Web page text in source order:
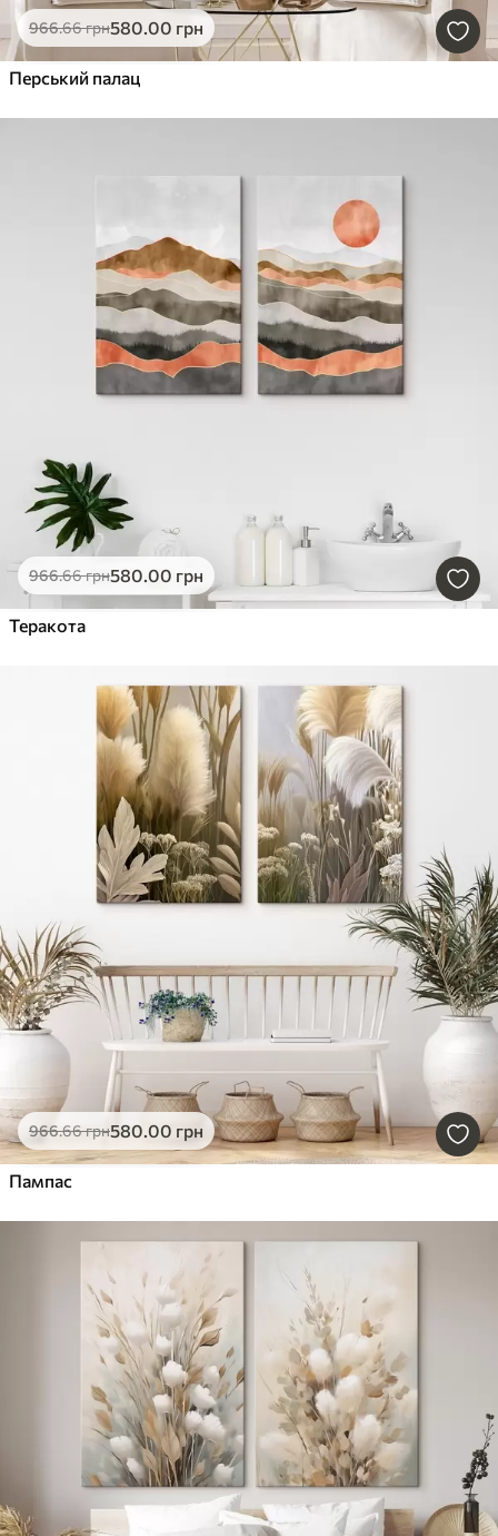
966.66грн580.00 грн
Перський палац
966.66грн580.00 грн
Теракота
966.66грн580.00 грн
Пампас